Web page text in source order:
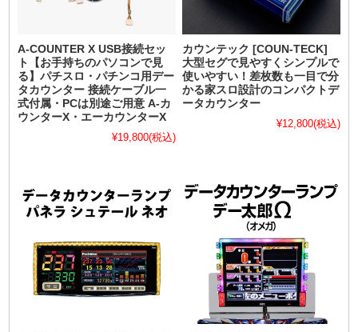
A-COUNTER X USB接続セッ
ト【お手持ちのパソコンで見
る】パチスロ・パチンコ用デー
タカウンター 接続ケーブル一
式付属・PCは別途ご用意 A-カ
ウンターX・エーカウンターX
¥19,800(税込)
カウンテック [COUN-TECK]
大型セグで見やすくシンプルで
使いやすい！差枚数も一目で分
かる家スロ設計のコンパクトデ
ータカウンター
¥12,800(税込)